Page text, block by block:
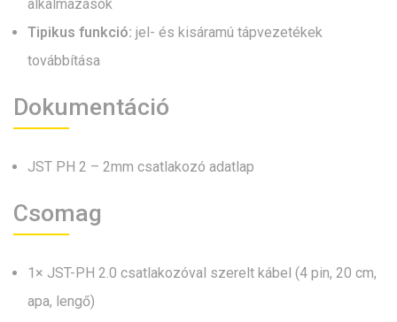
alkalmazások
Tipikus funkció: jel- és kisáramú tápvezetékek
továbbítása
Dokumentáció
JST PH 2 – 2mm csatlakozó adatlap
Csomag
1× JST-PH 2.0 csatlakozóval szerelt kábel (4 pin, 20 cm,
apa, lengő)